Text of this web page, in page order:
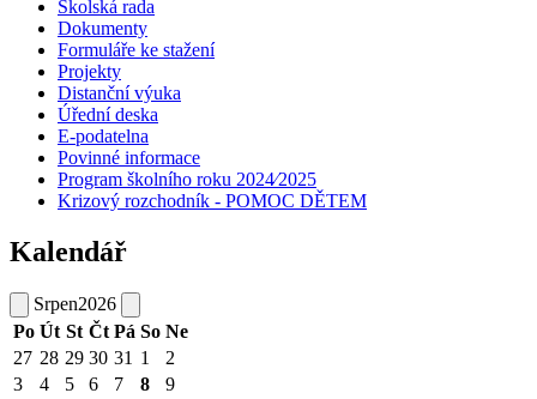
Školská rada
Dokumenty
Formuláře ke stažení
Projekty
Distanční výuka
Úřední deska
E-podatelna
Povinné informace
Program školního roku 2024⁄2025
Krizový rozchodník - POMOC DĚTEM
Kalendář
Srpen2026
Po Út St Čt Pá So Ne
27 28 29 30 31 1
2
3
4 5 6 7 8 9